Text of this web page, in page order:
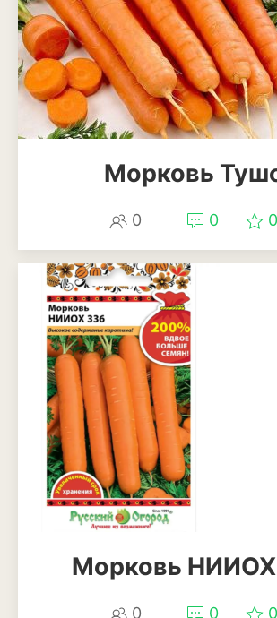
Грецкий орех
Груша
Ежевика
Земклуника
Калина
Кизил
Клубника
Клюква
Крыжовник
Лимоны
Малина
Мандарины
Морковь
0 0
Морковь
0 0